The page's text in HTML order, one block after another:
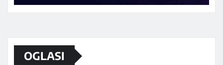
OGLASI